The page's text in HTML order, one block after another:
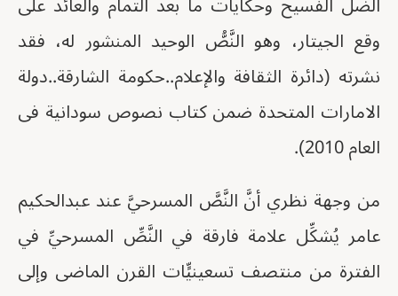
وقع الجيتار، وهو النَّصُّ الوحيد المنشور له، فقد
نشرته (دائرة الثقافة والإعلام..حكومة الشارقة..دولة
الامارات المتحدة ضمن كتاب نصوص سودانية فى
العام 2010).
من وجهة نظري أنَّ النَّصَّ المسرحيَّ عند عبدالحكيم
عامر يُشكِّل علامة فارقة في النَّصِّ المسرحيِّ في
الفترة من منتصف تسعينيٍّات القرن الماضى وإلى